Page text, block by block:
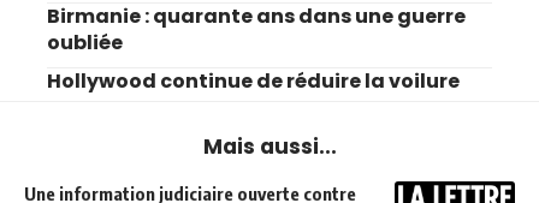
Birmanie : quarante ans dans une guerre
oubliée
Hollywood continue de réduire la voilure
Mais aussi...
Une information judiciaire ouverte contre